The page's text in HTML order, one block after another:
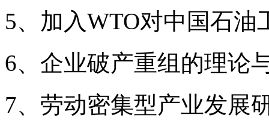
5、加入WTO对中国石油
6、企业破产重组的理论
7、劳动密集型产业发展